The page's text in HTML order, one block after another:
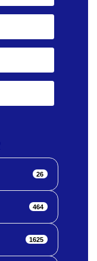
26
464
1625